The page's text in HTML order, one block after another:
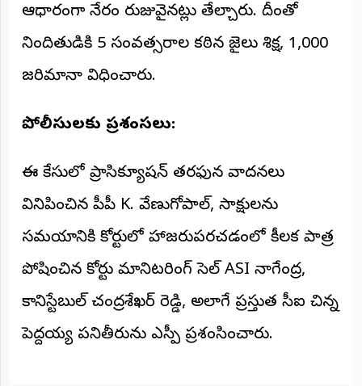
ఆధారంగా నేరం రుజువైనట్లు తేల్చారు. దీంతో
నిందితుడికి 5 సంవత్సరాల కఠిన జైలు శిక్ష, ₹1,000
జరిమానా విధించారు.
పోలీసులకు ప్రశంసలు:
ఈ కేసులో ప్రాసిక్యూషన్ తరఫున వాదనలు
వినిపించిన పీపీ K. వేణుగోపాల్, సాక్షులను
సమయానికి కోర్టులో హాజరుపరచడంలో కీలక పాత్ర
పోషించిన కోర్టు మానిటరింగ్ సెల్ ASI నాగేంద్ర,
కానిస్టేబుల్ చంద్రశేఖర్ రెడ్డి, అలాగే ప్రస్తుత సీఐ చిన్న
పెద్దయ్య పనితీరును ఎస్పీ ప్రశంసించారు.